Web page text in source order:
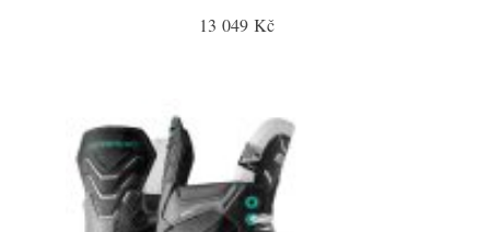
13 049 Kč